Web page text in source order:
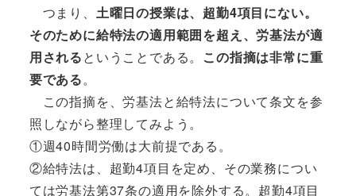
つまり、 土曜日の授業は、超勤4項目にない。
そのために給特法の適用範囲を超え、労基法が適
用されるということである。 この指摘は非常に重
要である。
この指摘を、労基法と給特法について条文を参
照しながら整理してみよう。
①週40時間労働は大前提である。
②給特法は、超勤4項目を定め、その業務につい
ては労基法第37条の適用を除外する。超勤4項目